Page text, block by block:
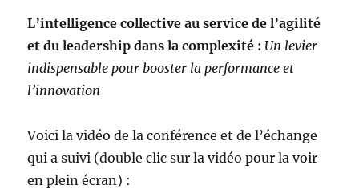
L’intelligence collective au service de l’agilité
et du leadership dans la complexité : Un levier
indispensable pour booster la performance et
l’innovation
Voici la vidéo de la conférence et de l’échange
qui a suivi (double clic sur la vidéo pour la voir
en plein écran) :